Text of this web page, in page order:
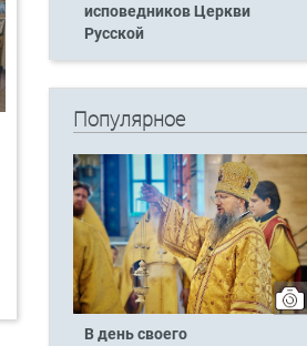
исповедников Церкви
Русской
Популярное
В день своего